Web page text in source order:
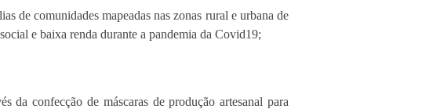
de comunidades mapeadas nas zonas rural e urbana de
e baixa renda durante a pandemia da Covid19;
da confecção de máscaras de produção artesanal para